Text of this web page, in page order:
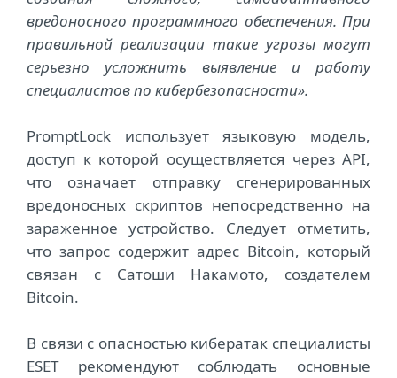
вредоносного программного обеспечения. При
правильной реализации такие угрозы могут
серьезно усложнить выявление и работу
специалистов по кибербезопасности».
PromptLock использует языковую модель,
доступ к которой осуществляется через API,
что означает отправку сгенерированных
вредоносных скриптов непосредственно на
зараженное устройство. Следует отметить,
что запрос содержит адрес Bitcoin, который
связан с Сатоши Накамото, создателем
Bitcoin.
В связи с опасностью кибератак специалисты
ESET рекомендуют соблюдать основные